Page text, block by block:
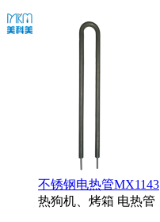
不锈钢电热管MX1143
热狗机、烤箱 电热管